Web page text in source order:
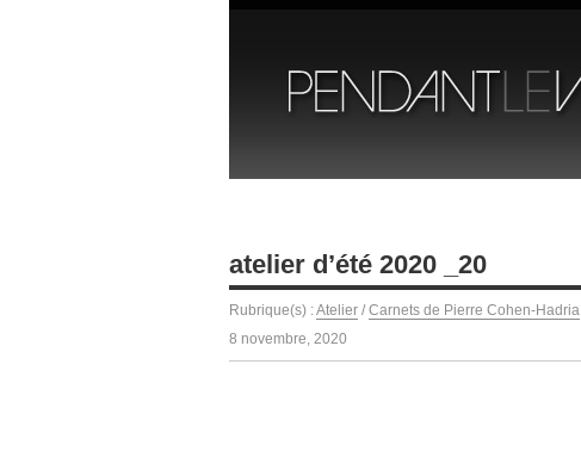
atelier d’été 2020 _20
Rubrique(s) :Atelier / Carnets de Pierre Cohen-Hadria
8 novembre, 2020